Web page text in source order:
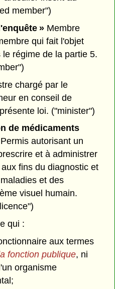
member")
»Membre
qui fait l'objet
régime de la partie 5.
chargé par le
en conseil de
loi. ("minister")
de médicaments
Permis autorisant un
et à administrer
fins du diagnostic et
et des
visuel humain.
qui :
aux termes
fonction publique, ni
organisme